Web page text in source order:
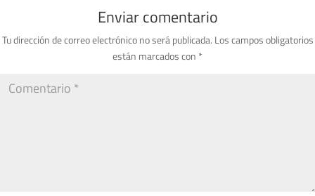
Enviar comentario
Tu dirección de correo electrónico no será publicada. Los campos obligatorios
están marcados con *